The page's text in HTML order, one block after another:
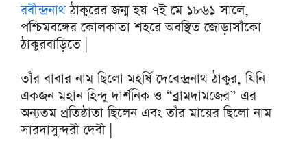
রবীন্দ্রনাথঠাকুরের জন্ম হয় ৭ই মে ১৮৬১ সালে,
পশ্চিমবঙ্গের কোলকাতা শহরে অবস্থিত জোড়াসাঁকো
ঠাকুরবাড়িতে |
তাঁর বাবার নাম ছিলো মহর্ষি দেবেন্দ্রনাথ ঠাকুর, যিনি
একজন মহান হিন্দু দার্শনিক ও “ব্রামদামজের” এর
অন্যতম প্রতিষ্ঠাতা ছিলেন এবং তাঁর মায়ের ছিলো নাম
সারদাসুন্দরী দেবী |